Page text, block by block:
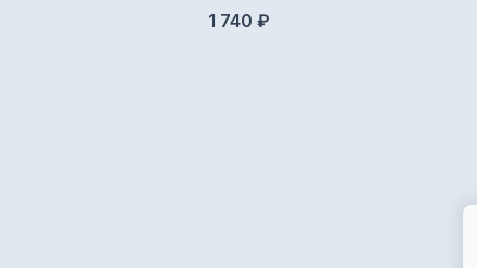
1 740 ₽